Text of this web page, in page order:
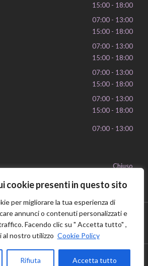
cookie presenti in questo sito
per migliorare la tua esperienza di
annunci o contenuti personalizzati e
Facendo clic su " Accetta tutto" ,
al nostro utilizzo Cookie Policy
Rifiuta Accetta tutto
15:00 - 18:00
07:00 - 13:00
15:00 - 18:00
07:00 - 13:00
15:00 - 18:00
07:00 - 13:00
15:00 - 18:00
07:00 - 13:00
15:00 - 18:00
07:00 - 13:00
Chiuso
Cookie Policy P.IVA 16239351006
© 2026 Vilab by